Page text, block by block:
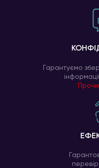
Гарантуємо